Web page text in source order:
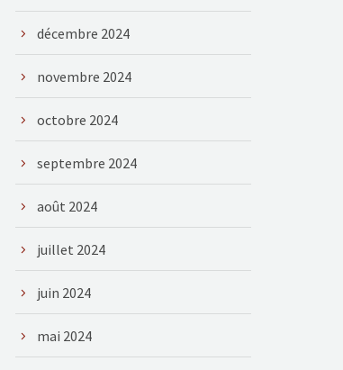
décembre 2024
novembre 2024
octobre 2024
septembre 2024
août 2024
juillet 2024
juin 2024
mai 2024